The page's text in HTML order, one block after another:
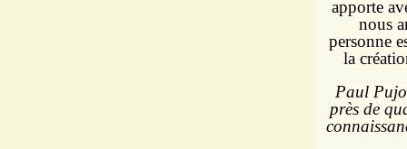
apporte
nous
personne
la
Paul
près de